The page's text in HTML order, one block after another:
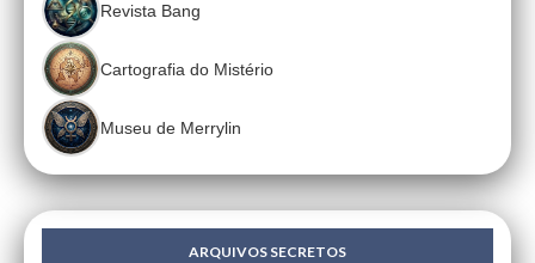
Revista Bang
Cartografia do Mistério
Museu de Merrylin
ARQUIVOS SECRETOS